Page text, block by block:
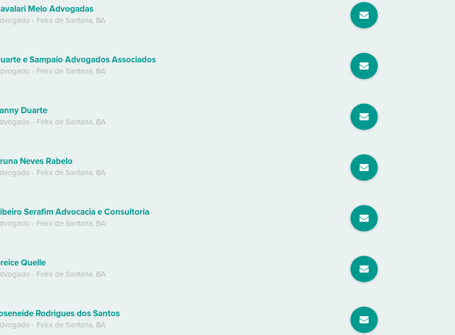
Melo Advogadas
- Feira de Santana, BA
e Sampaio Advogados Associados
- Feira de Santana, BA
Duarte
- Feira de Santana, BA
Neves Rabelo
- Feira de Santana, BA
Serafim Advocacia e Consultoria
- Feira de Santana, BA
Quelle
- Feira de Santana, BA
Rodrigues dos Santos
- Feira de Santana, BA